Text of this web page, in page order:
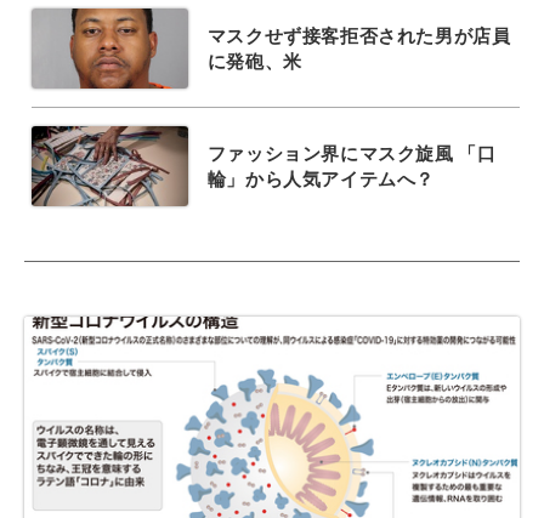
マスクせず接客拒否された男が店員
に発砲、米
ファッション界にマスク旋風 「口
輪」から人気アイテムへ？